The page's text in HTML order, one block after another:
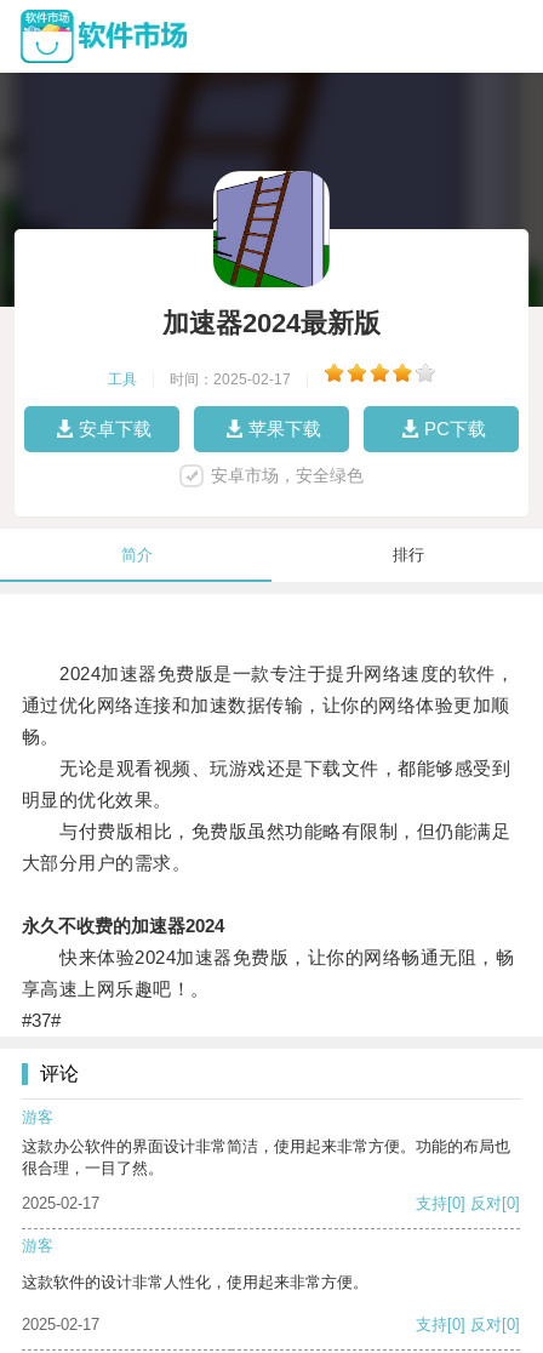
加速器2024最新版
工具 时间：2025-02-17
安卓下载 苹果下载 PC下载
安卓市场，安全绿色
简介 排行
2024加速器免费版是一款专注于提升网络速度的软件，
通过优化网络连接和加速数据传输，让你的网络体验更加顺
畅。
无论是观看视频、玩游戏还是下载文件，都能够感受到
明显的优化效果。
与付费版相比，免费版虽然功能略有限制，但仍能满足
大部分用户的需求。
永久不收费的加速器2024
快来体验2024加速器免费版，让你的网络畅通无阻，畅
享高速上网乐趣吧！。
#37#
评论
游客
这款办公软件的界面设计非常简洁，使用起来非常方便。功能的布局也
很合理，一目了然。
2025-02-17
支持[0] 反对[0]
游客
这款软件的设计非常人性化，使用起来非常方便。
2025-02-17 支持[0] 反对[0]